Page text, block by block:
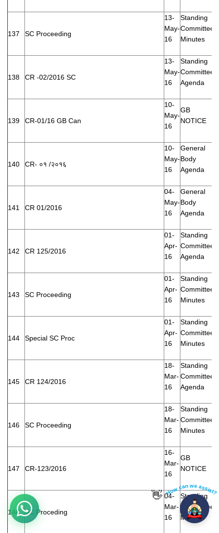
137 SC Proceeding
13-
May-
16
Standing
Committee
Minutes
138 CR -02/2016 SC
13-
May-
16
Standing
Committee
Agenda
139 CR-01/16 GB Can
10-
May-
16
GB
NOTICE
140 CR- ०१ /२०१६
10-
May-
16
General
Body
Agenda
141 CR 01/2016
04-
May-
16
General
Body
Agenda
142 CR 125/2016
01-
Apr-
16
Standing
Committee
Agenda
143 SC Proceeding
01-
Apr-
16
Standing
Committee
Minutes
144 Special SC Proc
01-
Apr-
16
Standing
Committee
Minutes
145 CR 124/2016
18-
Mar-
16
Standing
Committee
Agenda
146 SC Proceeding
18-
Mar-
16
Standing
Committee
Minutes
147 CR-123/2016
16-
Mar-
16
GB
NOTICE
148 SC Proceding
04-
Mar-
16
Standing
Committee
Minutes
👋 How can we assist?